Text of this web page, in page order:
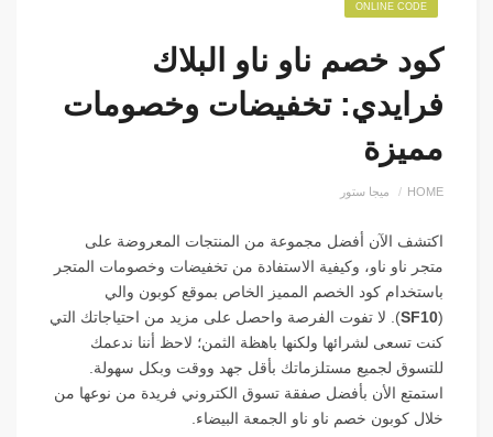
ONLINE CODE
كود خصم ناو ناو البلاك
فرايدي: تخفيضات وخصومات
مميزة
HOME ميجا ستور
اكتشف الآن أفضل مجموعة من المنتجات المعروضة على
متجر ناو ناو، وكيفية الاستفادة من تخفيضات وخصومات المتجر
باستخدام كود الخصم المميز الخاص بموقع كوبون والي
SF10
). لا تفوت الفرصة واحصل على مزيد من احتياجاتك التي
كنت تسعى لشرائها ولكنها باهظة الثمن؛ لاحظ أننا ندعمك
للتسوق لجميع مستلزماتك بأقل جهد ووقت وبكل سهولة.
استمتع الأن بأفضل صفقة تسوق الكتروني فريدة من نوعها من
خلال كوبون خصم ناو ناو الجمعة البيضاء.